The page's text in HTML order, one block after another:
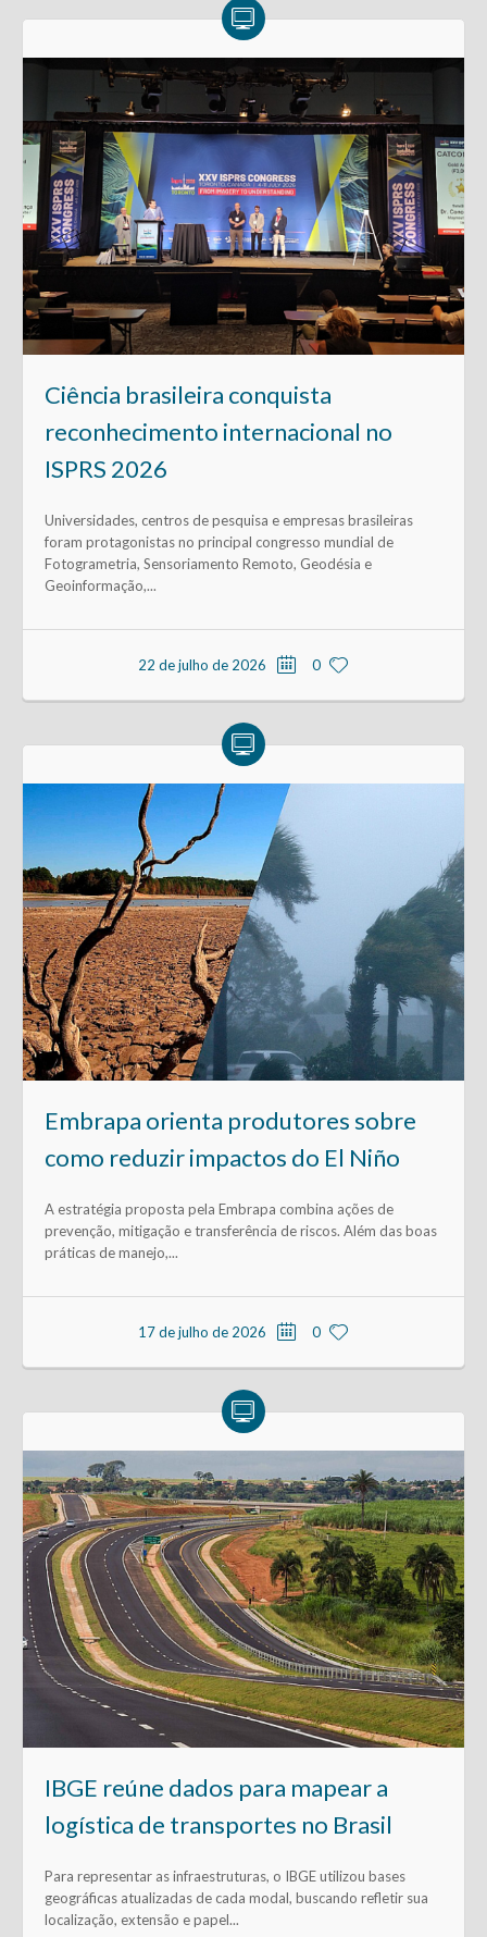
Ciência brasileira conquista
reconhecimento internacional no
ISPRS 2026
Universidades, centros de pesquisa e empresas brasileiras
foram protagonistas no principal congresso mundial de
Fotogrametria, Sensoriamento Remoto, Geodésia e
Geoinformação,...
22 de julho de 2026 0
Embrapa orienta produtores sobre
como reduzir impactos do El Niño
A estratégia proposta pela Embrapa combina ações de
prevenção, mitigação e transferência de riscos. Além das boas
práticas de manejo,...
17 de julho de 2026 0
IBGE reúne dados para mapear a
logística de transportes no Brasil
Para representar as infraestruturas, o IBGE utilizou bases
geográficas atualizadas de cada modal, buscando refletir sua
localização, extensão e papel...